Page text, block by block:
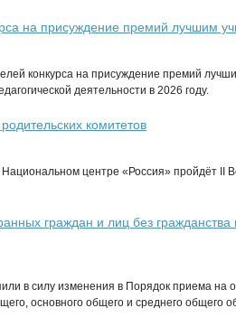
на присуждение премий лучшим
конкурса на присуждение премий
деятельности в 2026 году.
комитетов
Национальном центре «Россия» пройдёт II
граждан и лиц без гражданства
в силу изменения в Порядок приема на
основного общего и среднего общего